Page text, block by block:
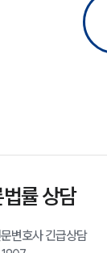
률 상담
변호사 긴급상담